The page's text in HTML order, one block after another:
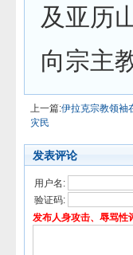
及亚历
向宗主
上一篇:伊拉克宗教领袖
灾民
发表评论
用户名:
验证码:
发布人身攻击、辱骂性